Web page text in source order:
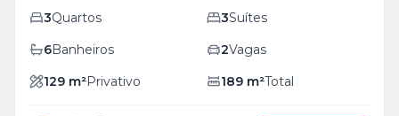
3Quartos 3Suítes
6Banheiros 2Vagas
129 m²Privativo 189 m²Total